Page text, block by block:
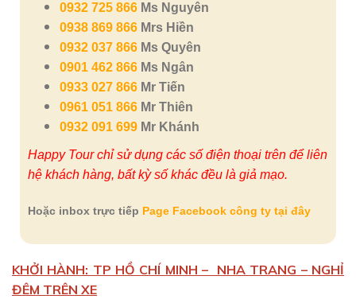
0932 725 866 Ms Nguyên
0938 869 866 Mrs Hiền
0932 037 866 Ms Quyên
0901 462 866 Ms Ngân
0933 027 866 Mr Tiến
0961 051 866 Mr Thiên
0932 091 699 Mr Khánh
Happy Tour chỉ sử dụng các số điện thoại trên để liên
hệ khách hàng, bất kỳ số khác đều là giả mạo.
Hoặc inbox trực tiếp Page Facebook công ty tại đây
KHỞI HÀNH: TP HỒ CHÍ MINH – NHA TRANG –NGHỈ
ĐÊM TRÊN XE